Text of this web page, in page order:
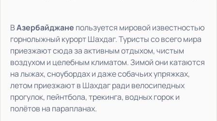
ВАзербайджане пользуется мировой известностью
горнолыжный курорт Шахдаг. Туристы со всего мира
приезжают сюда за активным отдыхом, чистым
воздухом и целебным климатом. Зимой они катаются
на лыжах, сноубордах и даже собачьих упряжках,
летом приезжают в Шахдаг ради велосипедных
прогулок, пейнтбола, трекинга, водных горок и
полётов на парапланах.